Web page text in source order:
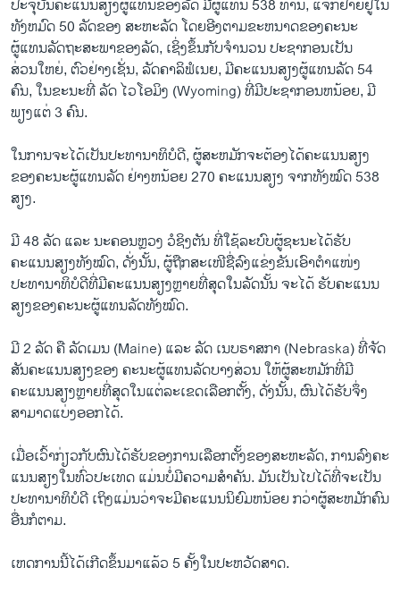
ປະຈຸບັນຄະ​ແນນ​ສຽງ​ຜູ້​ແທນຂອງລັດ ມີຜູ້​ແທນ 538 ທ່ານ, ແຈກຢາຍຢູ່ໃນ
ທັງຫມົດ 50 ລັດຂອງ ສະຫະລັດ ໂດຍອີງຕາມຂະຫນາດຂອງຄະນະ
ຜູ້ແທນລັດຖະສະພາຂອງລັດ, ເຊິ່ງຂຶ້ນກັບຈຳນວນ ປະຊາກອນເປັນ
ສ່ວນໃຫຍ່, ຕົວຢ່າງເຊັ່ນ, ລັດຄາລິຟໍເນຍ, ມີຄະ​ແນນ​ສຽງ​ຜູ້​ແທນ​ລັດ 54
ຄົນ, ໃນຂະນະທີ່ ລັດ ໄວໂອມິງ (Wyoming) ທີ່ມີປະຊາກອນຫນ້ອຍ, ມີ
ພຽງແຕ່ 3 ຄົນ.
ໃນການຈະໄດ້ເປັນປະທານາທິບໍດີ, ຜູ້ສະຫມັກຈະຕ້ອງໄດ້ຄະແນນສຽງ
ຂອງຄະ​ນະ​ຜູ້​ແທນລັດ ຢ່າງຫນ້ອຍ 270 ຄະແນນສຽງ ຈາກທັງໝົດ 538
ສຽງ.
ມີ 48 ລັດ ແລະ ນະ​ຄອນຫຼວງ ວໍ​ຊິງ​ຕັນ ທີ່ໃຊ້ລະບົບຜູ້ຊະນະໄດ້ຮັບ
ຄະແນນສຽງທັງໝົດ, ດັ່ງນັ້ນ, ຜູ້ຖືກສະເໜີຊື່ລົງແຂ່ງຂັນເອົາຕໍາແໜ່ງ
ປະທານາທິບໍດີທີ່ມີຄະແນນສຽງຫຼາຍທີ່ສຸດໃນລັດນັ້ນ ຈະໄດ້ ຮັບຄະແນນ
ສຽງຂອງຄະ​ນະ​ຜູ້​ແທນລັດທັງໝົດ.
ມີ 2 ລັດ ຄື ລັດເມນ (Maine) ແລະ ລັດ ເນບຣາສກາ (Nebraska) ທີ່ຈັດ
ສັນຄະແນນສຽງຂອງ ຄະ​ນະ​ຜູ້​ແທນ​ລັດບາງສ່ວນ ໃຫ້ຜູ້ສະຫມັກທີ່ມີ
ຄະແນນສຽງຫຼາຍທີ່ສຸດໃນແຕ່ລະເຂດເລືອກຕັ້ງ, ດັ່ງນັ້ນ, ຜົນໄດ້ຮັບຈຶ່ງ
ສາມາດແບ່ງອອກໄດ້.
ເມື່ອ​ເວົ້າ​ກ່ຽວກັບຜົນໄດ້ຮັບ​ຂອງ​ການ​ເລືອກ​ຕັ້ງ​ຂອງ​ສະ​ຫະ​ລັດ, ການ​ລົງ​ຄະ​
ແນນ​ສຽງ​ໃນ​ທົ່ວ​ປະ​ເທດ​ ແມ່ນບໍ່ມີຄວາມສຳຄັນ. ມັນເປັນໄປໄດ້ທີ່ຈະເປັນ
ປະທານາທິບໍດີ ເຖິງແມ່ນວ່າຈະມີຄະແນນນິຍົມຫນ້ອຍ ກວ່າຜູ້ສະຫມັກຄົນ
ອື່ນກໍຕາມ.
ເຫດການນີ້​ໄດ້​ເກີດ​ຂຶ້ນ​ມາແລ້ວ 5 ​ຄັ້ງ​ໃນ​ປະ​ຫວັດ​ສາດ​.